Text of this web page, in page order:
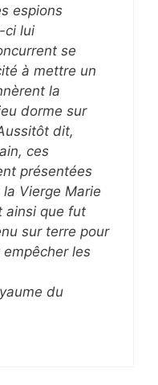
espions
ci lui
se
à mettre un
la
dorme sur
dit,
ces
présentées
la Vierge Marie
ainsi que fut
sur terre pour
les
du